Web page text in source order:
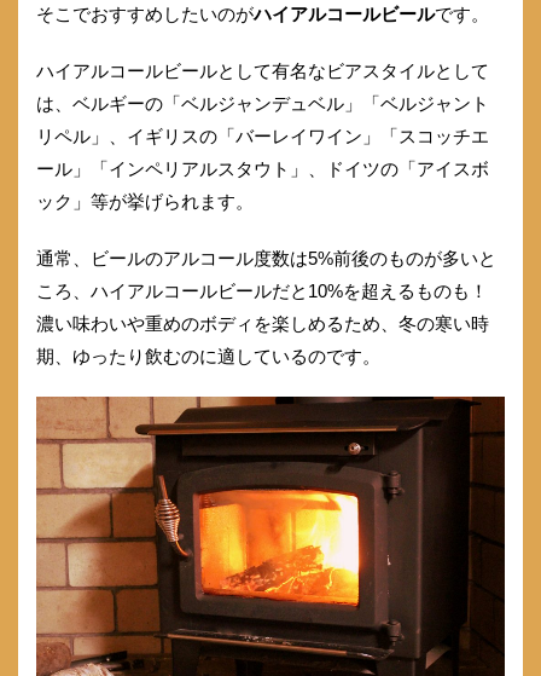
そこでおすすめしたいのがハイアルコールビールです。
ハイアルコールビールとして有名なビアスタイルとして
は、ベルギーの「ベルジャンデュベル」「ベルジャント
リペル」、イギリスの「バーレイワイン」「スコッチエ
ール」「インペリアルスタウト」、ドイツの「アイスボ
ック」等が挙げられます。
通常、ビールのアルコール度数は5%前後のものが多いと
ころ、ハイアルコールビールだと10%を超えるものも！
濃い味わいや重めのボディを楽しめるため、冬の寒い時
期、ゆったり飲むのに適しているのです。